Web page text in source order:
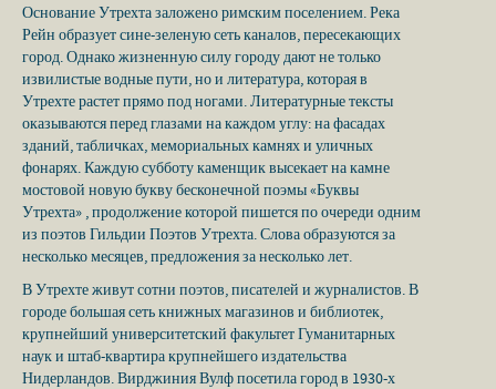
Основание Утрехта заложено римским поселением. Река
Рейн образует сине-зеленую сеть каналов, пересекающих
город. Однако жизненную силу городу дают не только
извилистые водные пути, но и литература, которая в
Утрехте растет прямо под ногами. Литературные тексты
оказываются перед глазами на каждом углу: на фасадах
зданий, табличках, мемориальных камнях и уличных
фонарях. Каждую субботу каменщик высекает на камне
мостовой новую букву бесконечной поэмы «Буквы
Утрехта» , продолжение которой пишется по очереди одним
из поэтов Гильдии Поэтов Утрехта. Слова образуются за
несколько месяцев, предложения за несколько лет.
В Утрехте живут сотни поэтов, писателей и журналистов. В
городе большая сеть книжных магазинов и библиотек,
крупнейший университетский факультет Гуманитарных
наук и штаб-квартира крупнейшего издательства
Нидерландов. Вирджиния Вулф посетила город в 1930-х